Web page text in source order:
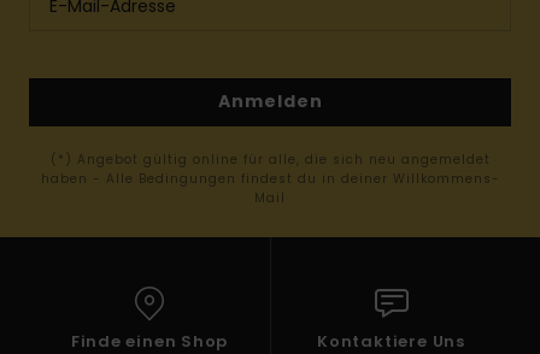
Anmelden
(*) Angebot gültig online für alle, die sich neu angemeldet
haben - Alle Bedingungen findest du in deiner Willkommens-
Mail
Finde einen Shop Kontaktiere Uns